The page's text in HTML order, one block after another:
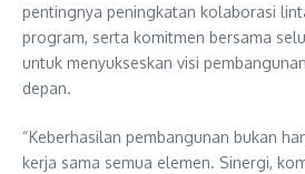
pentingnya peningkatan kolaborasi
program, serta komitmen bersama
untuk menyukseskan visi
depan.
“Keberhasilan pembangunan bukan
kerja sama semua elemen. Sinergi,